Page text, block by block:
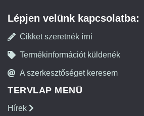
Lépjen velünk kapcsolatba:
Cikket szeretnék írni
Termékinformációt küldenék
A szerkesztőséget keresem
TERVLAP MENÜ
Hírek